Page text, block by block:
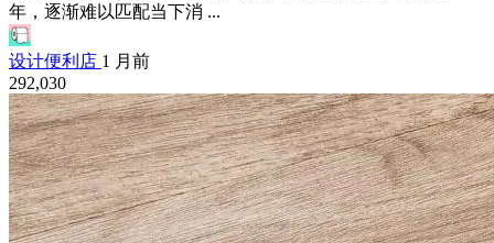
年，逐渐难以匹配当下消 ...
设计便利店 1 月前
292,030